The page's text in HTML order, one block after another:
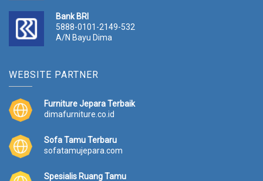
Bank BRI
5888-0101-2149-532
A/N Bayu Dima
WEBSITE PARTNER
Furniture Jepara Terbaik
dimafurniture.co.id
Sofa Tamu Terbaru
sofatamujepara.com
Spesialis Ruang Tamu